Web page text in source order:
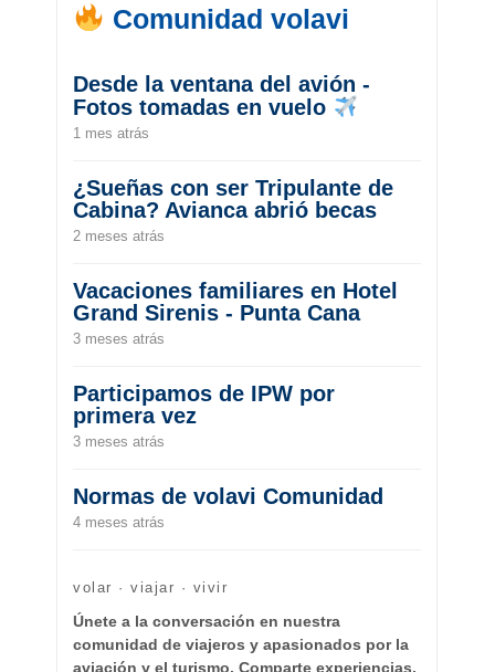
Comunidad volavi
Desde la ventana del avión -
Fotos tomadas en vuelo
1 mes atrás
¿Sueñas con ser Tripulante de
Cabina? Avianca abrió becas
2 meses atrás
Vacaciones familiares en Hotel
Grand Sirenis - Punta Cana
3 meses atrás
Participamos de IPW por
primera vez
3 meses atrás
Normas de volavi Comunidad
4 meses atrás
volar · viajar · vivir
Únete a la conversación en nuestra
comunidad de viajeros y apasionados por la
aviación y el turismo. Comparte experiencias,